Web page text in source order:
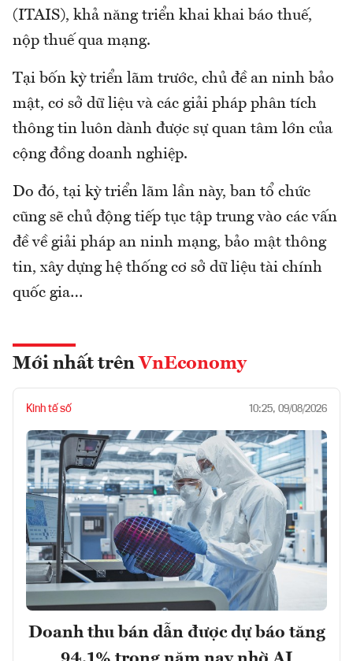
(ITAIS), khả năng triển khai khai báo thuế,
nộp thuế qua mạng.
Tại bốn kỳ triển lãm trước, chủ đề an ninh bảo
mật, cơ sở dữ liệu và các giải pháp phân tích
thông tin luôn dành được sự quan tâm lớn của
cộng đồng doanh nghiệp.
Do đó, tại kỳ triển lãm lần này, ban tổ chức
cũng sẽ chủ động tiếp tục tập trung vào các vấn
đề về giải pháp an ninh mạng, bảo mật thông
tin, xây dựng hệ thống cơ sở dữ liệu tài chính
quốc gia…
Mới nhất trên VnEconomy
Kinh tế số 10:25, 09/08/2026
Doanh thu bán dẫn được dự báo tăng